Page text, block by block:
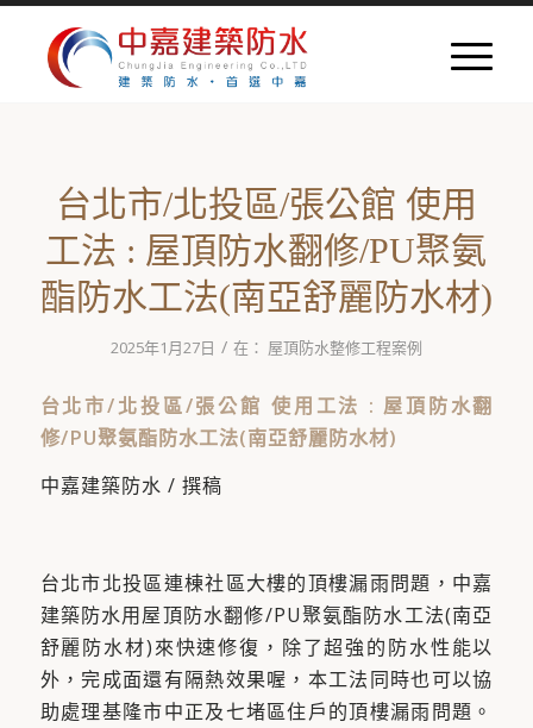
台北市/北投區/張公館 使用
工法 : 屋頂防水翻修/PU聚氨
酯防水工法(南亞舒麗防水材)
2025年1月27日 / 在： 屋頂防水整修工程案例
台北市/北投區/張公館 使用工法 : 屋頂防水翻
修/PU聚氨酯防水工法(南亞舒麗防水材)
中嘉建築防水 / 撰稿
台北市北投區連棟社區大樓的頂樓漏雨問題，中嘉
建築防水用屋頂防水翻修/PU聚氨酯防水工法(南亞
舒麗防水材)來快速修復，除了超強的防水性能以
外，完成面還有隔熱效果喔，本工法同時也可以協
助處理基隆市中正及七堵區住戶的頂樓漏雨問題。